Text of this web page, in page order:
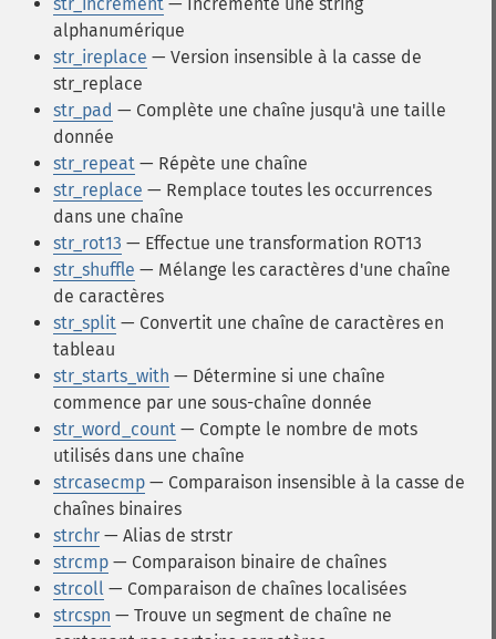
alphanumérique
str_ireplace — Version insensible à la casse de
str_replace
str_pad — Complète une chaîne jusqu'à une taille
donnée
str_repeat — Répète une chaîne
str_replace — Remplace toutes les occurrences
dans une chaîne
str_rot13 — Effectue une transformation ROT13
str_shuffle — Mélange les caractères d'une chaîne
de caractères
str_split — Convertit une chaîne de caractères en
tableau
str_starts_with — Détermine si une chaîne
commence par une sous-chaîne donnée
str_word_count — Compte le nombre de mots
utilisés dans une chaîne
strcasecmp — Comparaison insensible à la casse de
chaînes binaires
strchr — Alias de strstr
strcmp — Comparaison binaire de chaînes
strcoll — Comparaison de chaînes localisées
strcspn — Trouve un segment de chaîne ne